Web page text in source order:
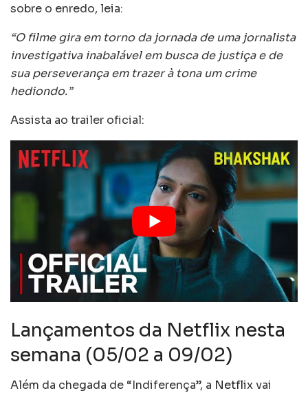
sobre o enredo, leia:
“O filme gira em torno da jornada de uma jornalista
investigativa inabalável em busca de justiça e de
sua perseverança em trazer à tona um crime
hediondo.”
Assista ao trailer oficial:
Lançamentos da Netflix nesta
semana (05/02 a 09/02)
Além da chegada de “Indiferença”, a Netflixvai